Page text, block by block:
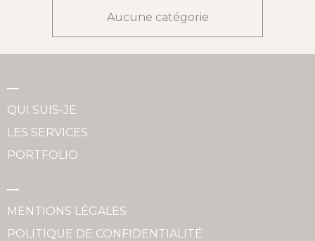
Aucune catégorie
QUI SUIS-JE
LES SERVICES
PORTFOLIO
MENTIONS LÉGALES
POLITIQUE DE CONFIDENTIALITÉ